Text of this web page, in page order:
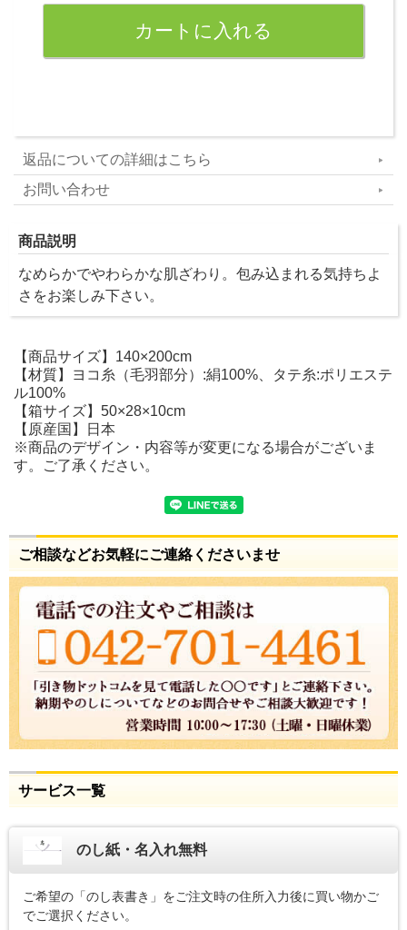
返品についての詳細はこちら
お問い合わせ
商品説明
なめらかでやわらかな肌ざわり。包み込まれる気持ちよ
さをお楽しみ下さい。
【商品サイズ】140×200cm
【材質】ヨコ糸（毛羽部分）:絹100%、タテ糸:ポリエステ
ル100%
【箱サイズ】50×28×10cm
【原産国】日本
※商品のデザイン・内容等が変更になる場合がございま
す。ご了承ください。
ご相談などお気軽にご連絡くださいませ
サービス一覧
のし紙・名入れ無料
ご希望の「のし表書き」をご注文時の住所入力後に買い物かご
でご選択ください。